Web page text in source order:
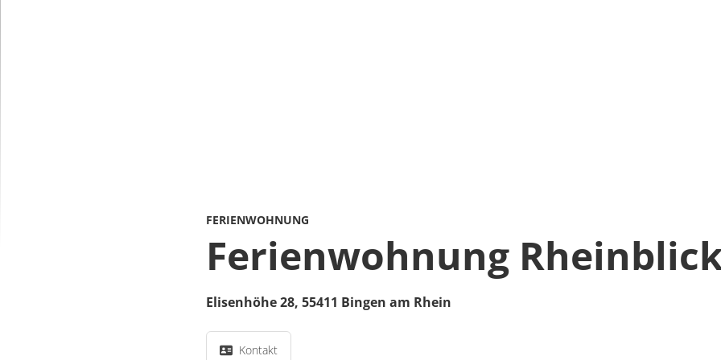
FERIENWOHNUNG
Ferienwohnung
Elisenhöhe 28, 55411 Bingen am Rhein
Kontakt